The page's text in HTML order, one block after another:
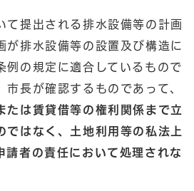
て提出される排水設備等の計画
が排水設備等の設置及び構造に
例の規定に適合しているもので
市長が確認するものであって、
たは賃貸借等の権利関係まで立
ではなく、土地利用等の私法上
請者の責任において処理されな